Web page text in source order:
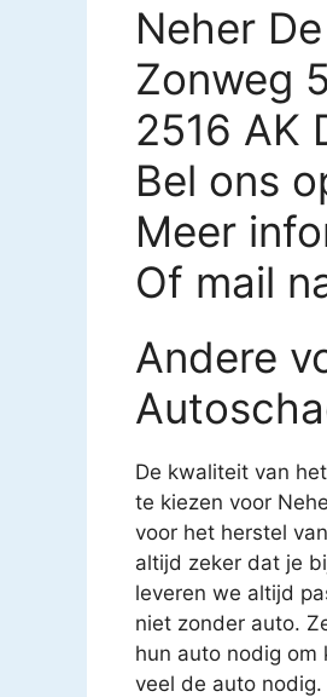
Neher
Zonweg
2516 AK
Bel ons
Meer
Of mail
Andere
De kwaliteit van
te kiezen voor
voor het herstel
altijd zeker dat je
leveren we altijd
niet zonder auto.
hun auto nodig om
veel de auto